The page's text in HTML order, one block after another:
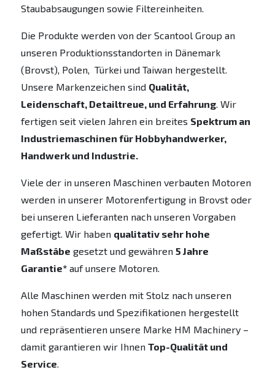
Staubabsaugungen sowie Filtereinheiten.
Die Produkte werden von der Scantool Group an
unseren Produktionsstandorten in Dänemark
(Brovst), Polen, Türkei und Taiwan hergestellt.
Unsere Markenzeichen sind Qualität,
Leidenschaft, Detailtreue, und Erfahrung. Wir
fertigen seit vielen Jahren ein breites Spektrum an
Industriemaschinen für Hobbyhandwerker,
Handwerk und Industrie.
Viele der in unseren Maschinen verbauten Motoren
werden in unserer Motorenfertigung in Brovst oder
bei unseren Lieferanten nach unseren Vorgaben
gefertigt. Wir haben qualitativ sehr hohe
Maßstäbe gesetzt und gewähren 5 Jahre
Garantie*auf unsere Motoren.
Alle Maschinen werden mit Stolz nach unseren
hohen Standards und Spezifikationen hergestellt
und repräsentieren unsere Marke HM Machinery –
damit garantieren wir Ihnen Top-Qualität und
Service.